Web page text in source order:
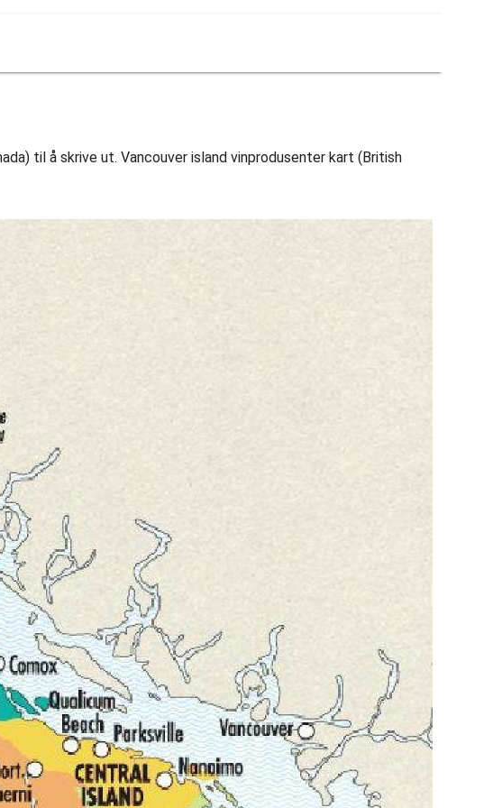
til å skrive ut. Vancouver island vinprodusenter kart (British